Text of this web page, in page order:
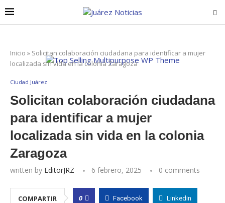
Inicio » Solicitan colaboración ciudadana para identificar a mujer
localizada sin vida en la colonia Zaragoza
Ciudad Juárez
Solicitan colaboración ciudadana
para identificar a mujer
localizada sin vida en la colonia
Zaragoza
written by EditorJRZ 6 febrero, 2025 0 comments
COMPARTIR 0 Facebook Linkedin